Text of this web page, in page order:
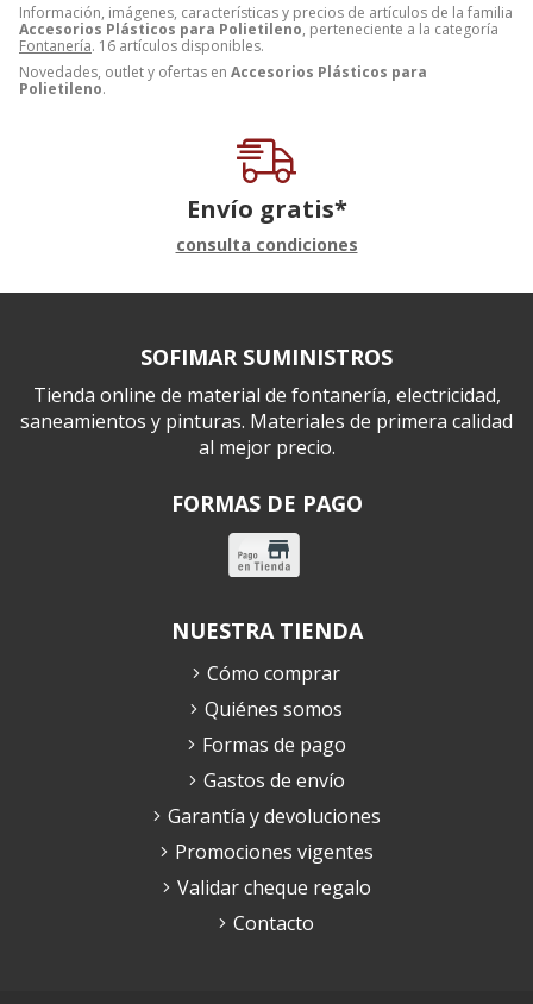
Información, imágenes, características y precios de artículos de la familia
Accesorios Plásticos para Polietileno, perteneciente a la categoría
Fontanería. 16 artículos disponibles.
Novedades, outlet y ofertas en Accesorios Plásticos para
Polietileno.
Envío gratis*
consulta condiciones
SOFIMAR SUMINISTROS
Tienda online de material de fontanería, electricidad,
saneamientos y pinturas. Materiales de primera calidad
al mejor precio.
FORMAS DE PAGO
NUESTRA TIENDA
Cómo comprar
Quiénes somos
Formas de pago
Gastos de envío
Garantía y devoluciones
Promociones vigentes
Validar cheque regalo
Contacto